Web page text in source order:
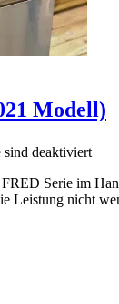
Modell)
sind deaktiviert
Serie im
Leistung nicht